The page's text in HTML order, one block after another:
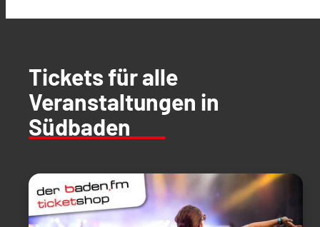
Tickets für alle
Veranstaltungen in
Südbaden